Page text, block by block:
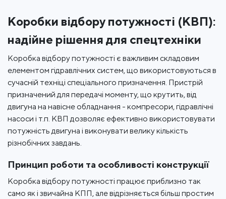
Коробки відбору потужності (КВП):
надійне рішення для спецтехніки
Коробка відбору потужності є важливим складовим
елементом гідравлічних систем, що використовуються в
сучасній техніці спеціального призначення. Пристрій
призначений для передачі моменту, що крутить, від
двигуна на навісне обладнання - компресори, гідравлічні
насоси і т.п. КВП дозволяє ефективно використовувати
потужність двигуна і виконувати велику кількість
різнобічних завдань.
Принцип роботи та особливості конструкції
Коробка відбору потужності працює приблизно так
само як і звичайна КПП, але відрізняється більш простим